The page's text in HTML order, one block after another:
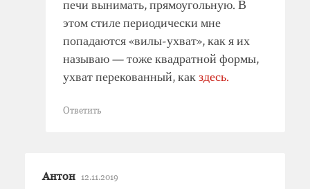
печи вынимать, прямоугольную. В
этом стиле периодически мне
попадаются «вилы-ухват», как я их
называю — тоже квадратной формы,
ухват перекованный, какздесь.
Ответить
Антон 12.11.2019